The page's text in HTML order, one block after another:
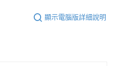
顯示電腦版詳細說明